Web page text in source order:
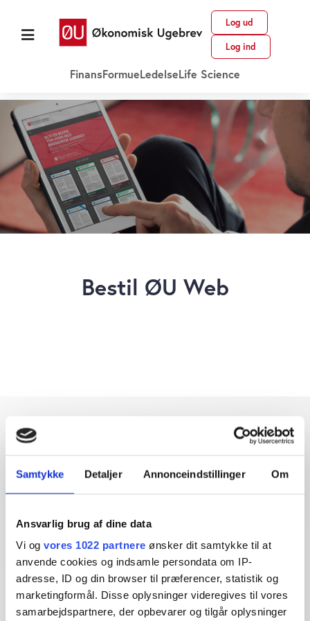
Samtykke Detaljer Annonceindstillinger Om
Ansvarlig brug af dine data
Vi og vores 1022 partnere ønsker dit samtykke til at
anvende cookies og indsamle persondata om IP-
adresse, ID og din browser til præferencer, statistik og
marketingformål. Disse oplysninger videregives til vores
samarbejdspartnere, der opbevarer og tilgår oplysninger
Log ud
Log ind
FinansFormueLedelseLife Science
Bestil ØU Web
Dybdegående og original
og dagsordensættende journalistik og analyser til læserne og
den brede offentlighed.
Vi tager ansvar for vores indhold og er tilmeldt: